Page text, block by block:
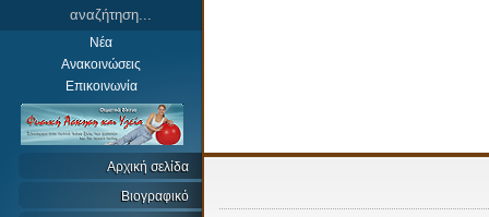
Νέα
Ανακοινώσεις
Επικοινωνία
Αρχική σελίδα
Βιογραφικό